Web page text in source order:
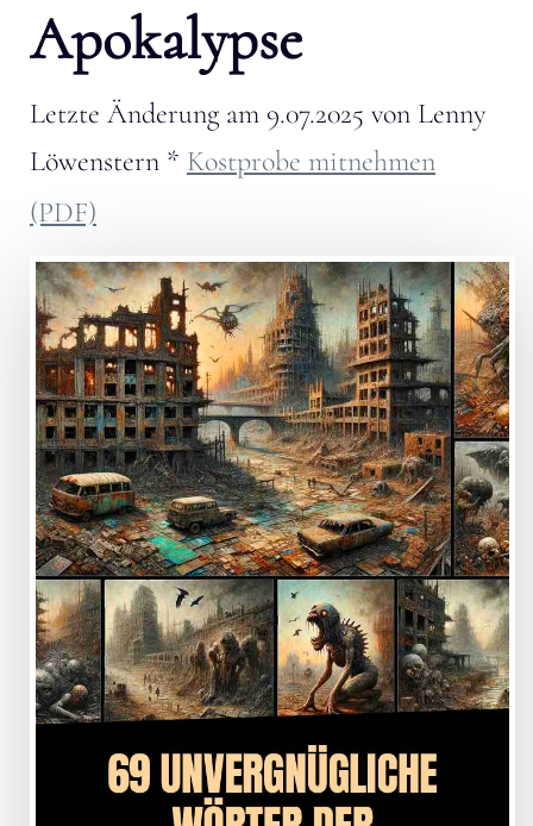
Apokalypse
Letzte Änderung am 9.07.2025 von Lenny
Löwenstern * Kostprobe mitnehmen
(PDF)